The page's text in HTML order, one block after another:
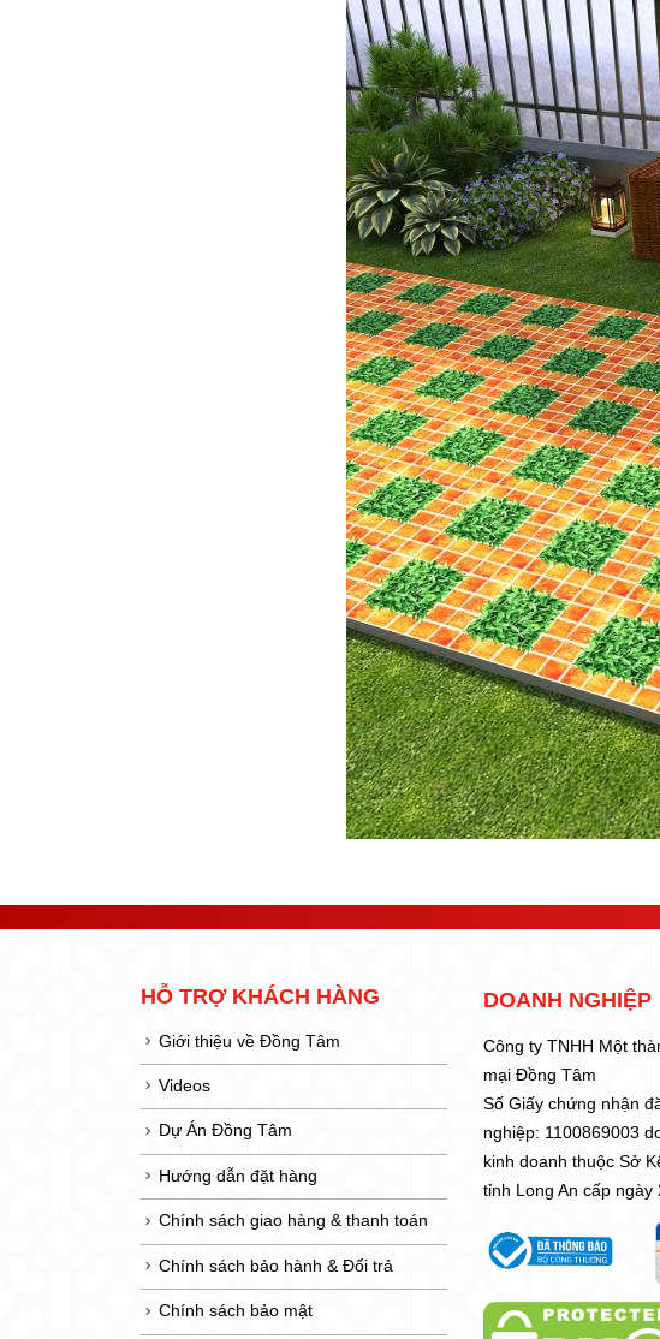
HỖ TRỢ KHÁCH HÀNG
Giới thiệu về Đồng Tâm
Videos
Dự Án Đồng Tâm
Hướng dẫn đặt hàng
Chính sách giao hàng & thanh toán
Chính sách bảo hành & Đổi trả
Chính sách bảo mật
DOANH NGHIỆP
Công ty TNHH Một
mại Đồng Tâm
Số Giấy chứng nhận
nghiệp: 1100869003
kinh doanh thuộc Sở
tỉnh Long An cấp ngày